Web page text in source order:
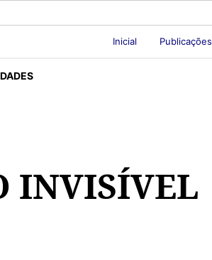
Inicial Publicações
INVISÍVEL